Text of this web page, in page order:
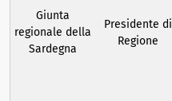
Giunta
regionale della
Sardegna
Presidente di
Regione